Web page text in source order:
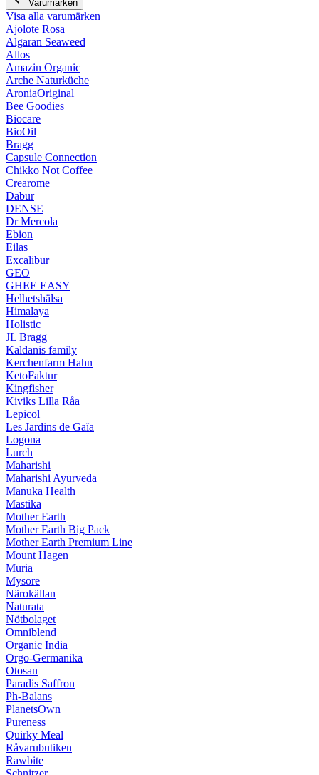
Varumärken
Visa alla varumärken
Ajolote Rosa
Algaran Seaweed
Allos
Amazin Organic
Arche Naturküche
AroniaOriginal
Bee Goodies
Biocare
BioOil
Bragg
Capsule Connection
Chikko Not Coffee
Crearome
Dabur
DENSE
Dr Mercola
Ebion
Eilas
Excalibur
GEO
GHEE EASY
Helhetshälsa
Himalaya
Holistic
JL Bragg
Kaldanis family
Kerchenfarm Hahn
KetoFaktur
Kingfisher
Kiviks Lilla Råa
Lepicol
Les Jardins de Gaïa
Logona
Lurch
Maharishi
Maharishi Ayurveda
Manuka Health
Mastika
Mother Earth
Mother Earth Big Pack
Mother Earth Premium Line
Mount Hagen
Muria
Mysore
Närokällan
Naturata
Nötbolaget
Omniblend
Organic India
Orgo-Germanika
Otosan
Paradis Saffron
Ph-Balans
PlanetsOwn
Pureness
Quirky Meal
Råvarubutiken
Rawbite